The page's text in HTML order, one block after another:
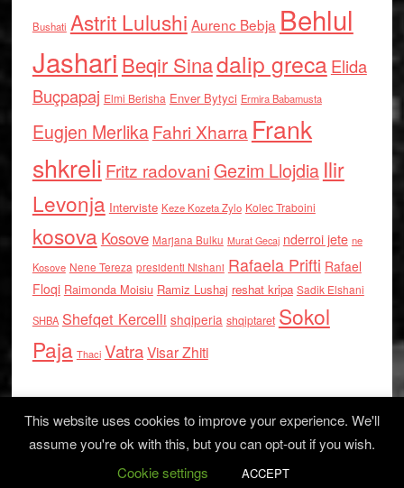
Bushati Astrit Lulushi Aurenc Bebja Behlul
Jashari Beqir Sinadalip grecaElida
Buçpapaj Elmi Berisha Enver Bytyci Ermira Babamusta
Eugjen MerlikaFahri Xharra Frank
shkreli Fritz radovaniGezim Llojdia Ilir
Levonja Interviste Keze Kozeta Zylo Kolec Traboini
kosova Kosove Marjana Bulku Murat Gecaj nderroi jete ne
Kosove Nene Tereza presidenti Nishani Rafaela Prifti Rafael
Floqi Raimonda Moisiu Ramiz Lushaj reshat kripa Sadik Elshani
SHBA Shefqet Kercelli shqiperia shqiptaret Sokol
Paja Thaci VatraVisar Zhiti
Log in
This website uses cookies to improve your experience. We'll
assume you're ok with this, but you can opt-out if you wish.
Cookie settings
ACCEPT